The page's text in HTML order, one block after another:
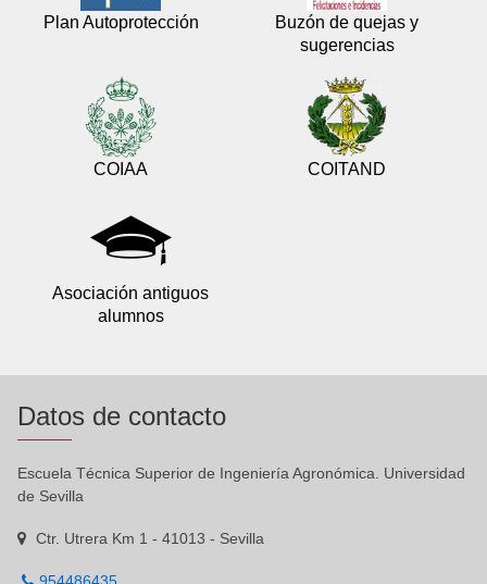
Plan Autoprotección
Buzón de quejas y
sugerencias
COIAA COITAND
Asociación antiguos
alumnos
Datos de contacto
Escuela Técnica Superior de Ingeniería Agronómica. Universidad
de Sevilla
Ctr. Utrera Km 1 - 41013 - Sevilla